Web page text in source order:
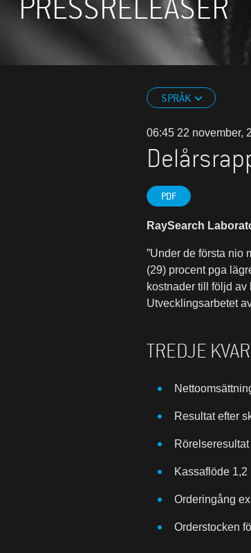
PRESSRELEASER
SPRÅK
06:45 22 november,
PDF
RaySearch
”Under de första nio
(29) procent pga
kostnader till följd
Utvecklingsarbetet
TREDJE
Resultat efter
Kassaflöde 1,2
Orderingång
Orderstocken